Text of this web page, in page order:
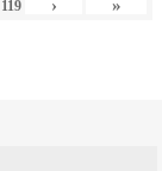
119 › »